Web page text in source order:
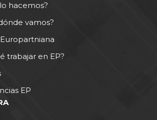
hacemos?
vamos?
trabajar en EP?
EP